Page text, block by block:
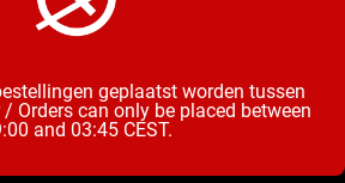
geplaatst worden tussen
Orders can only be placed between
and 03:45 CEST.